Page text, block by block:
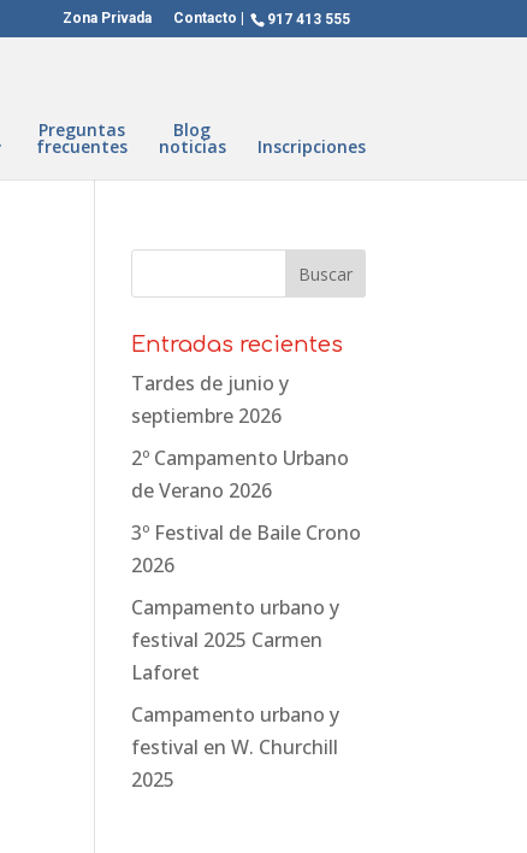
917 413 555
Zona Privada Contacto
Preguntas
frecuentes
Blog
noticias Inscripciones
Entradas recientes
Tardes de junio y
septiembre 2026
2º Campamento Urbano
de Verano 2026
3º Festival de Baile Crono
2026
Campamento urbano y
festival 2025 Carmen
Laforet
Campamento urbano y
festival en W. Churchill
2025